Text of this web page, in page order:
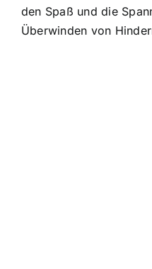
den Spaß und die
Überwinden von